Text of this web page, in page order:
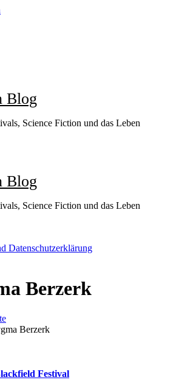
Blog
Science Fiction und das Leben
Blog
Science Fiction und das Leben
Datenschutzerklärung
Berzerk
Berzerk
Festival